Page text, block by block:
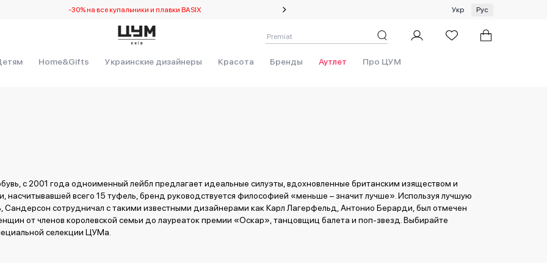
-30% на все купальники и плавки BASIX Специальное предложение на одежду и платки ЦУМ by GUNIA
Укр Рус
Home&Gifts Украинские дизайнеры Красота Бренды Аутлет Про ЦУМ
(<anonymous>)